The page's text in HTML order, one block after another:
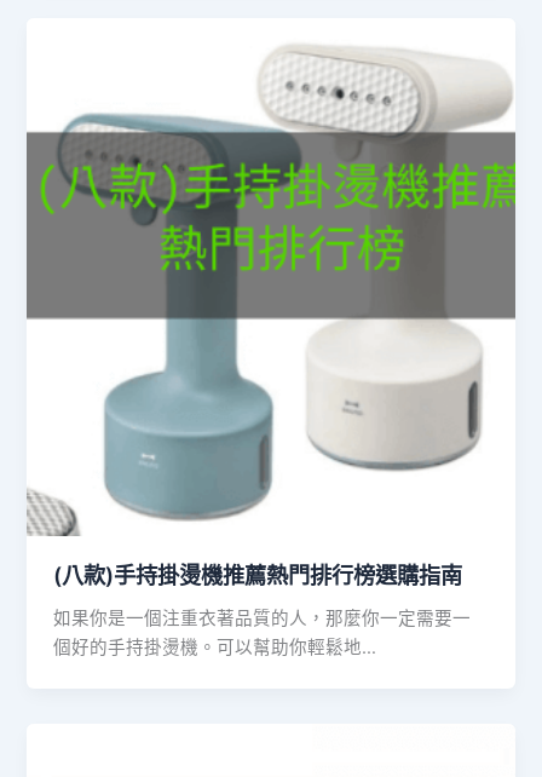
(八款)手持掛燙機推薦熱門排行榜選購指南
如果你是一個注重衣著品質的人，那麼你一定需要一
個好的手持掛燙機。可以幫助你輕鬆地…